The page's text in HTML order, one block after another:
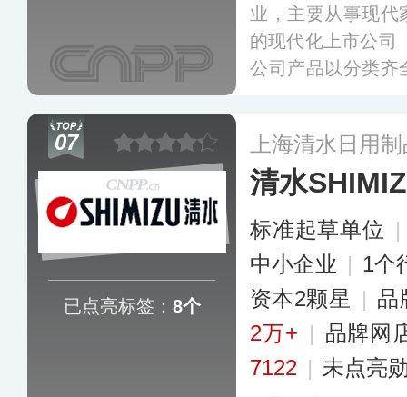
业，主要从事现代
的现代化上市公司
公司产品以分类齐
更多
07
已点亮标签： 8个
上海清水日用
清水
标准起草单位
中小企业 | 1个
资本2颗星
| 品
2万+ | 品牌网
7122 | 未点亮